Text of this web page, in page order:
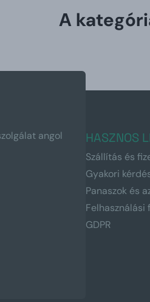
A
angol
HASZNOS
Szállítás és
Gyakori
Panaszok és
Felhasználási
GDPR